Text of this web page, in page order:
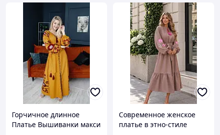
Горчичное длинное
Платье Вышиванки макси
Современное женское
платье в этно-стиле